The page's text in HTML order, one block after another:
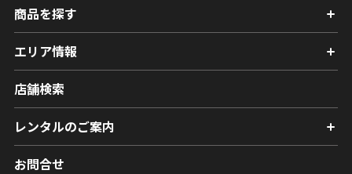
商品を探す
エリア情報
店舗検索
レンタルのご案内
お問合せ